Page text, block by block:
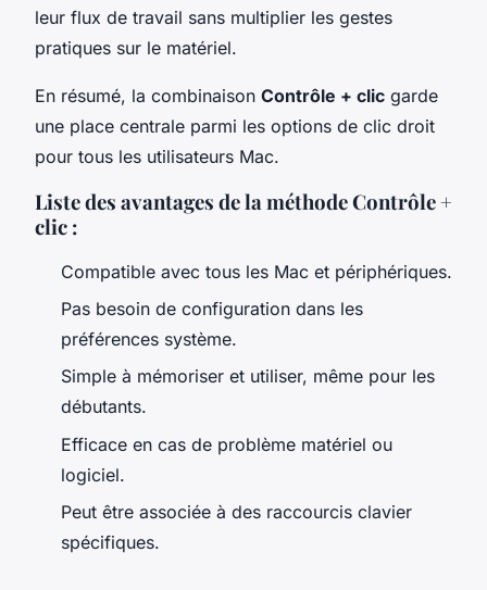
leur flux de travail sans multiplier les gestes
pratiques sur le matériel.
En résumé, la combinaison Contrôle + clic garde
une place centrale parmi les options de clic droit
pour tous les utilisateurs Mac.
Liste des avantages de la méthode Contrôle +
clic :
Compatible avec tous les Mac et périphériques.
Pas besoin de configuration dans les
préférences système.
Simple à mémoriser et utiliser, même pour les
débutants.
Efficace en cas de problème matériel ou
logiciel.
Peut être associée à des raccourcis clavier
spécifiques.